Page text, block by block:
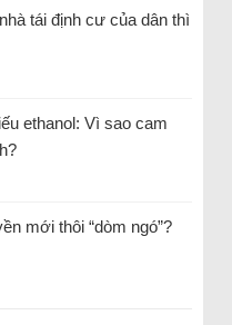
tái định cư của dân thì
ethanol: Vì sao cam
mới thôi “dòm ngó”?